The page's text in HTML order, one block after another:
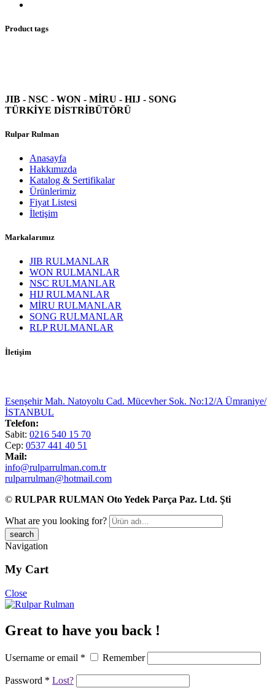
Product tags
JIB - NSC - WON - MİRU - HIJ - SONG
TÜRKİYE DİSTRİBÜTÖRÜ
Rulpar Rulman
Anasayfa
Hakkımızda
Katalog & Sertifikalar
Ürünlerimiz
Fiyat Listesi
İletişim
Markalarımız
JIB RULMANLAR
WON RULMANLAR
NSC RULMANLAR
HIJ RULMANLAR
MİRU RULMANLAR
SONG RULMANLAR
RLP RULMANLAR
İletişim
Esenşehir Mah. Natoyolu Cad. Mücevher Sok. No:12/A Ümraniye/
İSTANBUL
Telefon:
Sabit: 0216 540 15 70
Cep: 0537 441 40 51
Mail:
info@rulparrulman.com.tr
rulparrulman@hotmail.com
© RULPAR RULMAN Oto Yedek Parça Paz. Ltd. Şti
What are you looking for?
Navigation
My Cart
Close
Great to have you back !
Username or email * Remember
Password * Lost?